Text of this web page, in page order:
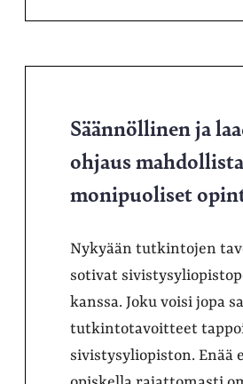
Säännöllinen ja
ohjaus
monipuoliset
Nykyään tutkintojen
sotivat
kanssa. Joku voisi jopa
tutkintotavoitteet
sivistysyliopiston. Enää